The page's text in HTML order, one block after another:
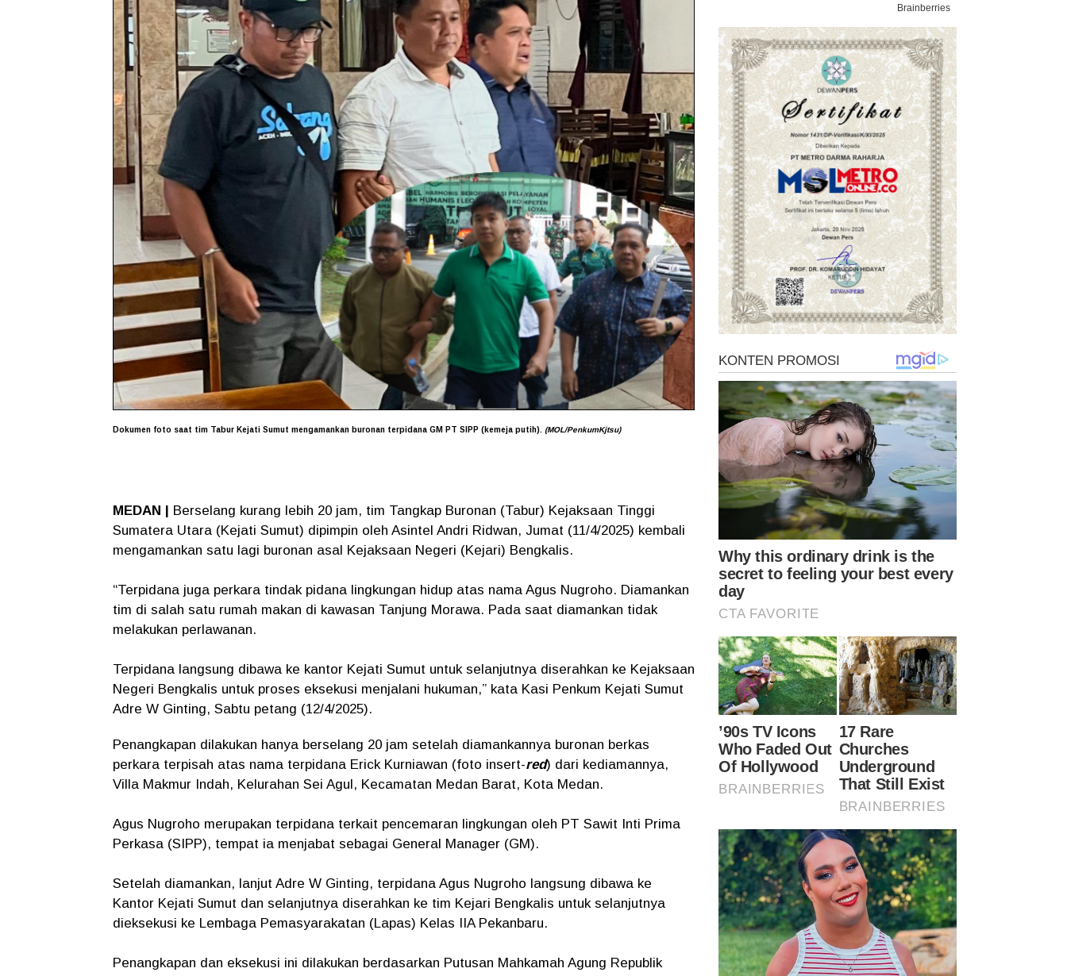
Dokumen foto saat tim Tabur Kejati Sumut mengamankan buronan terpidana GM PT SIPP (kemeja putih). (MOL/PenkumKjtsu)
MEDAN |
Berselang kurang lebih 20 jam, tim Tangkap Buronan (Tabur) Kejaksaan Tinggi
Sumatera Utara (Kejati Sumut) dipimpin oleh Asintel Andri Ridwan, Jumat (11/4/2025) kembali
mengamankan satu lagi buronan asal Kejaksaan Negeri (Kejari) Bengkalis.
“Terpidana juga perkara tindak pidana lingkungan hidup atas nama Agus Nugroho. Diamankan
tim di salah satu rumah makan di kawasan Tanjung Morawa. Pada saat diamankan tidak
melakukan perlawanan.
Terpidana langsung dibawa ke kantor Kejati Sumut untuk selanjutnya diserahkan ke Kejaksaan
Negeri Bengkalis untuk proses eksekusi menjalani hukuman,” kata Kasi Penkum Kejati Sumut
Adre W Ginting, Sabtu petang (12/4/2025).
Penangkapan dilakukan hanya berselang 20 jam setelah diamankannya buronan berkas
perkara terpisah atas nama terpidana Erick Kurniawan (foto insert-red) dari kediamannya,
Villa Makmur Indah, Kelurahan Sei Agul, Kecamatan Medan Barat, Kota Medan.
Agus Nugroho merupakan terpidana terkait pencemaran lingkungan oleh PT Sawit Inti Prima
Perkasa (SIPP), tempat ia menjabat sebagai General Manager (GM).
Setelah diamankan, lanjut Adre W Ginting, terpidana Agus Nugroho langsung dibawa ke
Kantor Kejati Sumut dan selanjutnya diserahkan ke tim Kejari Bengkalis untuk selanjutnya
dieksekusi ke Lembaga Pemasyarakatan (Lapas) Kelas IIA Pekanbaru.
Penangkapan dan eksekusi ini dilakukan berdasarkan Putusan Mahkamah Agung Republik